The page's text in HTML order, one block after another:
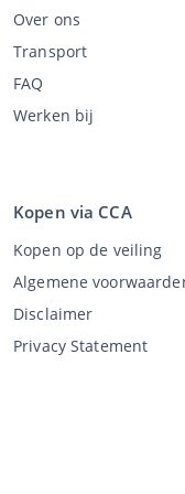
Over ons
Transport
FAQ
Werken bij
Kopen via CCA
Kopen op de veiling
Algemene
Disclaimer
Privacy Statement